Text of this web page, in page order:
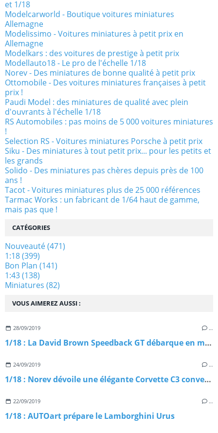
VOUS AIMEREZ AUSSI :
28/09/2019 …
1/18 : La David Brown Speedback GT débarque en miniature
24/09/2019 …
1/18 : Norev dévoile une élégante Corvette C3 convertible
22/09/2019 …
1/18 : AUTOart prépare le Lamborghini Urus
et 1/18
Modelcarworld - Boutique voitures miniatures
Allemagne
Modelissimo - Voitures miniatures à petit prix en
Allemagne
Modelkars : des voitures de prestige à petit prix
Modellauto18 - Le pro de l'échelle 1/18
Norev - Des miniatures de bonne qualité à petit prix
Ottomobile - Des voitures miniatures françaises à petit
prix !
Paudi Model : des miniatures de qualité avec plein
d'ouvrants à l'échelle 1/18
RS Automobiles : pas moins de 5 000 voitures miniatures
!
Selection RS - Voitures miniatures Porsche à petit prix
Siku - Des miniatures à tout petit prix... pour les petits et
les grands
Solido - Des miniatures pas chères depuis près de 100
ans !
Tacot - Voitures miniatures plus de 25 000 références
Tarmac Works : un fabricant de 1/64 haut de gamme,
mais pas que !
CATÉGORIES
Nouveauté(471)
1:18(399)
Bon Plan (141)
1:43(138)
Miniatures (82)